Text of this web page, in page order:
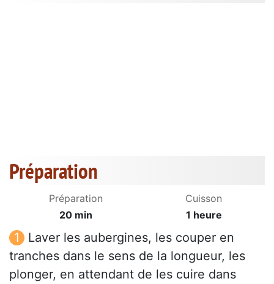
Préparation
Préparation
20 min
Cuisson
1 heure
Laver les aubergines, les couper en
tranches dans le sens de la longueur, les
plonger, en attendant de les cuire dans